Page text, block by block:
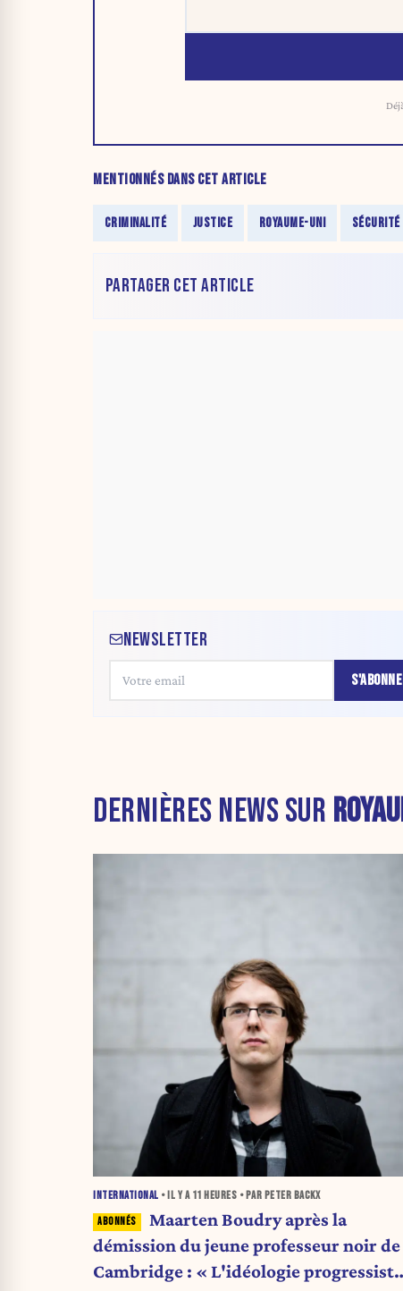
MENTIONNÉS DANS CET ARTICLE
CRIMINALITÉ JUSTICE ROYAUME-UNI SÉCURITÉ
PARTAGER CET ARTICLE
NEWSLETTER
DERNIÈRES NEWS SUR
INTERNATIONAL • IL Y A 11 HEURES • PAR PETER BACKX
Maarten Boudry après la
démission du jeune professeur noir de
Cambridge : « L'idéologie progressiste